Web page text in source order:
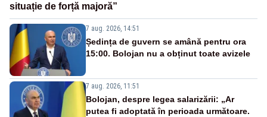
situație de forță majoră”
7 aug. 2026, 14:51
Ședința de guvern se amână pentru ora
15:00. Bolojan nu a obținut toate avizele
7 aug. 2026, 11:51
Bolojan, despre legea salarizării: „Ar
putea fi adoptată în perioada următoare.